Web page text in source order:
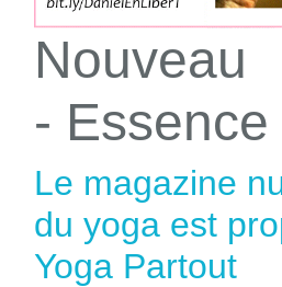
Nouveau
- Essence
Le magazine
du yoga est
Yoga Partout